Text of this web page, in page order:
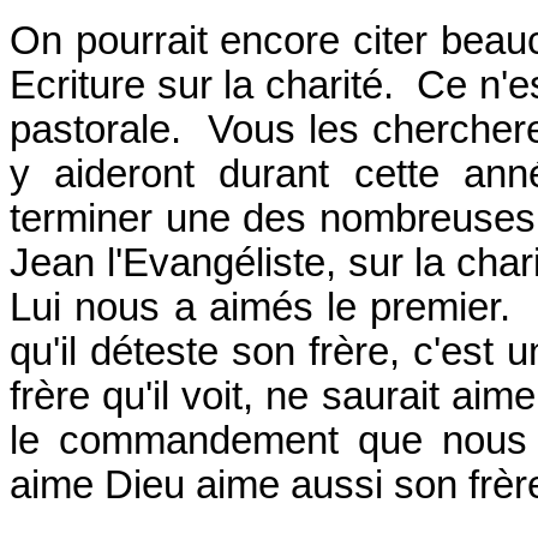
On pourrait encore citer
Ecriture sur la charité. Ce
pastorale. Vous les
y aideront durant cette
terminer une des
Jean l'Evangéliste, sur la
Lui nous a aimés le
qu'il déteste son frère, c'est
frère qu'il voit, ne saurait
le commandement que
aime Dieu aime aussi son